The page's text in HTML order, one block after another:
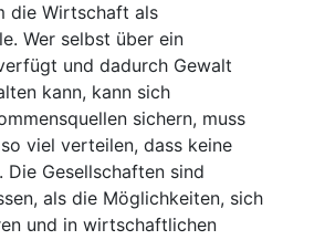
die Wirtschaft als
Wer selbst über ein
und dadurch Gewalt
kann, kann sich
sichern, muss
viel verteilen, dass keine
Die Gesellschaften sind
als die Möglichkeiten, sich
und in wirtschaftlichen